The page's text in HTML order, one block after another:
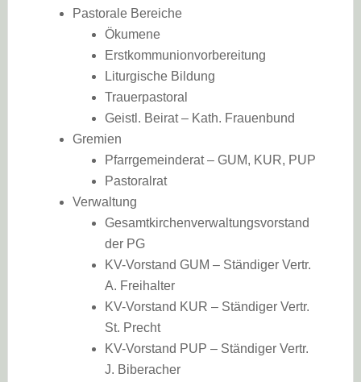
Pastorale Bereiche
Ökumene
Erstkommunionvorbereitung
Liturgische Bildung
Trauerpastoral
Geistl. Beirat – Kath. Frauenbund
Gremien
Pfarrgemeinderat – GUM, KUR, PUP
Pastoralrat
Verwaltung
Gesamtkirchenverwaltungsvorstand
der PG
KV-Vorstand GUM – Ständiger Vertr.
A. Freihalter
KV-Vorstand KUR – Ständiger Vertr.
St. Precht
KV-Vorstand PUP – Ständiger Vertr.
J. Biberacher